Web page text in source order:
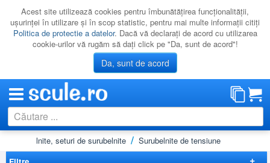
Acest site utilizează cookies pentru îmbunătăţirea funcţionalităţii,
uşurinţei în utilizare şi în scop statistic, pentru mai multe informaţii citiţi
Politica de protectie a datelor. Dacă vă declaraţi de acord cu utilizarea
cookie-urilor vă rugăm să daţi click pe "Da, sunt de acord"!
Da, sunt de acord
CATEGORII
Surubelnite, seturi de surubelnite
Surubelnite de tensiune